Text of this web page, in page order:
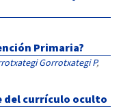
Primaria?
Gorrotxategi P,
del currículo oculto